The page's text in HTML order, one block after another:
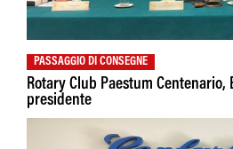
PASSAGGIO DI CONSEGNE
Rotary Club Paestum Centenario,
presidente